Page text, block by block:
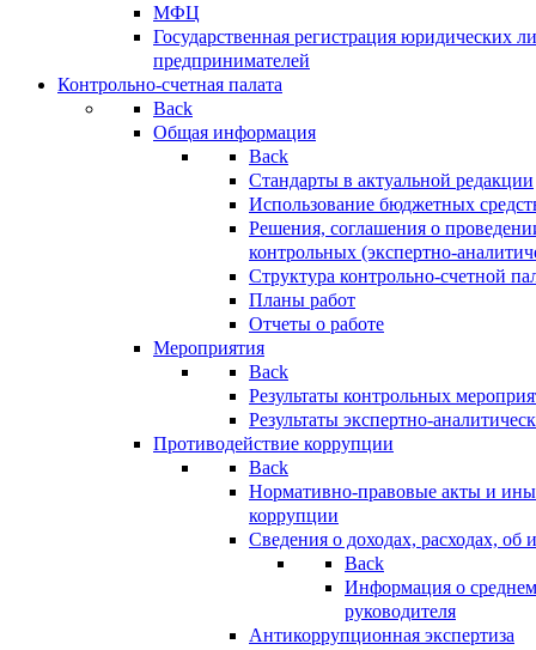
МФЦ
Государственная регистрация юридических
предпринимателей
Контрольно-счетная палата
Back
Общая информация
Back
Стандарты в актуальной редакции
Использование бюджетных
Решения, соглашения о
контрольных (экспертно-
Структура контрольно-счетной
Планы работ
Отчеты о работе
Мероприятия
Back
Результаты контрольных
Результаты экспертно-
Противодействие коррупции
Back
Нормативно-правовые акты и
коррупции
Сведения о доходах, расходах, об
Back
Информация о
руководителя
Антикоррупционная экспертиза